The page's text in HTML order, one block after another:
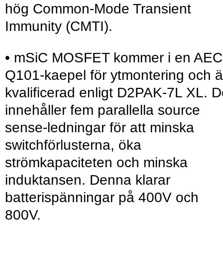
hög Common-Mode Transient
Immunity (CMTI).
• mSiC MOSFET kommer i en
Q101-kaepel för ytmontering och
kvalificerad enligt D2PAK-7L XL.
innehåller fem parallella source
sense-ledningar för att minska
switchförlusterna, öka
strömkapaciteten och minska
induktansen. Denna klarar
batterispänningar på 400V och
800V.